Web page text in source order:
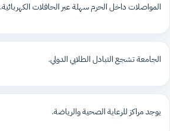
المواصلات داخل الحرم سهلة عبر الحافلات الكهربائية.
الجامعة تشجع التبادل الطلابي الدولي.
يوجد مراكز للرعاية الصحية والرياضة.